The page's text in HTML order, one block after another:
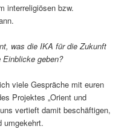
interreligiösen bzw.
was die IKA für die Zukunft
geben?
viele Gespräche mit euren
Projektes „Orient und
vertieft damit beschäftigen,
umgekehrt.